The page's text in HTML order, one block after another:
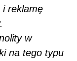
i reklamę
w
na tego typu